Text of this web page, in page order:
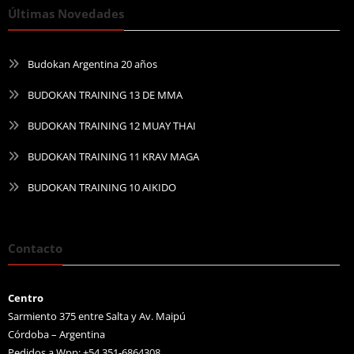
Últimas Novedades
Budokan Argentina 20 años
BUDOKAN TRAINING 13 DE MMA
BUDOKAN TRAINING 12 MUAY THAI
BUDOKAN TRAINING 11 KRAV MAGA
BUDOKAN TRAINING 10 AIKIDO
Contacto
Centro
Sarmiento 375 entre Salta y Av. Maipú
Córdoba – Argentina